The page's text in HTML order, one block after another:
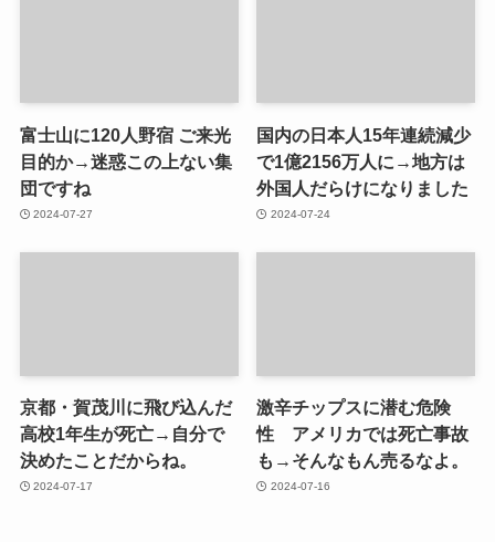
富士山に120人野宿 ご来光
目的か→迷惑この上ない集
団ですね
2024-07-27
国内の日本人15年連続減少
で1億2156万人に→地方は
外国人だらけになりました
2024-07-24
京都・賀茂川に飛び込んだ
高校1年生が死亡→自分で
決めたことだからね。
2024-07-17
激辛チップスに潜む危険
性 アメリカでは死亡事故
も→そんなもん売るなよ。
2024-07-16